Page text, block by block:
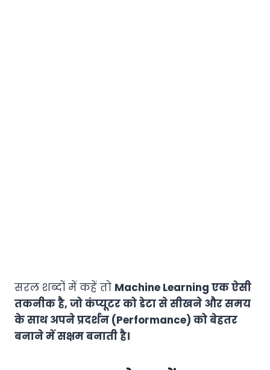
सरल शब्दों में कहें तो Machine Learning एक ऐसी
तकनीक है, जो कंप्यूटर को डेटा से सीखने और समय
के साथ अपने प्रदर्शन (Performance) को बेहतर
बनाने में सक्षम बनाती है।